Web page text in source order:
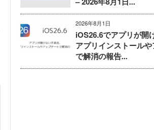
2026年8月1日
iOS26.6でアプリが開
アプリインストール
で解消の報告...